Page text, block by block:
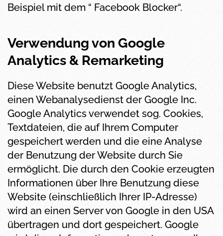
Beispiel mit dem “ Facebook Blocker“.
Verwendung von Google
Analytics & Remarketing
Diese Website benutzt Google Analytics,
einen Webanalysedienst der Google Inc.
Google Analytics verwendet sog. Cookies,
Textdateien, die auf Ihrem Computer
gespeichert werden und die eine Analyse
der Benutzung der Website durch Sie
ermöglicht. Die durch den Cookie erzeugten
Informationen über Ihre Benutzung diese
Website (einschließlich Ihrer IP-Adresse)
wird an einen Server von Google in den USA
übertragen und dort gespeichert. Google